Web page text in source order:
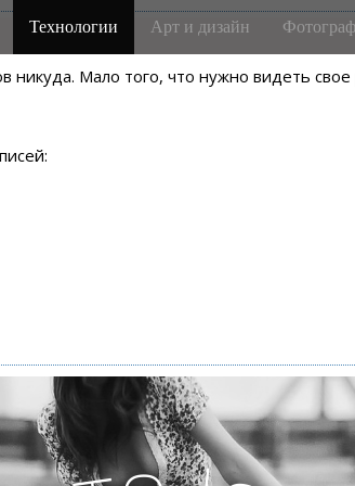
никуда. Мало того, что нужно видеть
Технологии Арт и дизайн